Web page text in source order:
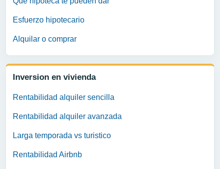
Esfuerzo hipotecario
Alquilar o comprar
Inversion en vivienda
Rentabilidad alquiler sencilla
Rentabilidad alquiler avanzada
Larga temporada vs turistico
Rentabilidad Airbnb